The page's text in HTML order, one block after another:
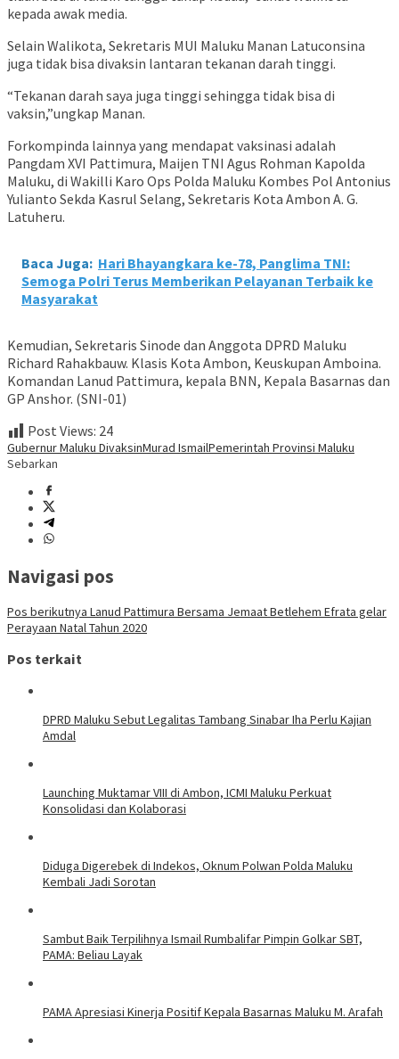
kepada awak media.
Selain Walikota, Sekretaris MUI Maluku Manan Latuconsina
juga tidak bisa divaksin lantaran tekanan darah tinggi.
“Tekanan darah saya juga tinggi sehingga tidak bisa di
vaksin,”ungkap Manan.
Forkompinda lainnya yang mendapat vaksinasi adalah
Pangdam XVI Pattimura, Maijen TNI Agus Rohman Kapolda
Maluku, di Wakilli Karo Ops Polda Maluku Kombes Pol Antonius
Yulianto Sekda Kasrul Selang, Sekretaris Kota Ambon A. G.
Latuheru.
Baca Juga: Hari Bhayangkara ke-78, Panglima TNI:
Semoga Polri Terus Memberikan Pelayanan Terbaik ke
Masyarakat
Kemudian, Sekretaris Sinode dan Anggota DPRD Maluku
Richard Rahakbauw. Klasis Kota Ambon, Keuskupan Amboina.
Komandan Lanud Pattimura, kepala BNN, Kepala Basarnas dan
GP Anshor. (SNI-01)
Post Views: 24
Gubernur Maluku DivaksinMurad IsmailPemerintah Provinsi Maluku
Sebarkan
Navigasi pos
Pos berikutnya Lanud Pattimura Bersama Jemaat Betlehem Efrata gelar
Perayaan Natal Tahun 2020
Pos terkait
DPRD Maluku Sebut Legalitas Tambang Sinabar Iha Perlu Kajian
Amdal
Launching Muktamar VIII di Ambon, ICMI Maluku Perkuat
Konsolidasi dan Kolaborasi
Diduga Digerebek di Indekos, Oknum Polwan Polda Maluku
Kembali Jadi Sorotan
Sambut Baik Terpilihnya Ismail Rumbalifar Pimpin Golkar SBT,
PAMA: Beliau Layak
PAMA Apresiasi Kinerja Positif Kepala Basarnas Maluku M. Arafah